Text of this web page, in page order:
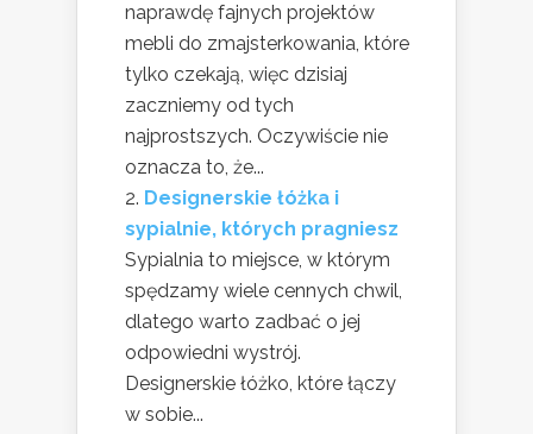
naprawdę fajnych projektów
mebli do zmajsterkowania, które
tylko czekają, więc dzisiaj
zaczniemy od tych
najprostszych. Oczywiście nie
oznacza to, że...
Designerskie łóżka i
sypialnie, których pragniesz
Sypialnia to miejsce, w którym
spędzamy wiele cennych chwil,
dlatego warto zadbać o jej
odpowiedni wystrój.
Designerskie łóżko, które łączy
w sobie...